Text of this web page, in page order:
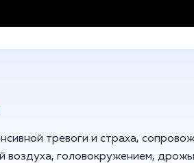
тревоги и страха,
воздуха, головокружением,